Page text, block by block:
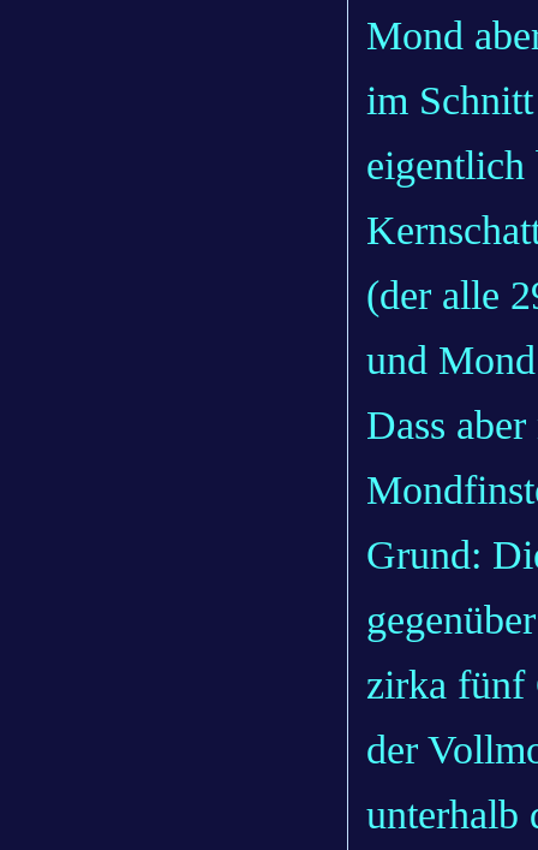
Mond
im
eigentlich
(der alle
und
Dass
Grund:
zirka fünf
der
unterhalb